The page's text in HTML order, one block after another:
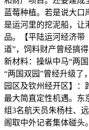
蓝莓种植。若是说大口
是运河里的挖泥船，让
品。【平陆运河经济带
道”，饲料财产曾经搞
新材料：操纵中马“两
“两国双园”曾经升级了
园区及钦州经开区】：
最大简直定性机遇。东
组3名航天员朱杨柱、
阁取中外记者集体碰头